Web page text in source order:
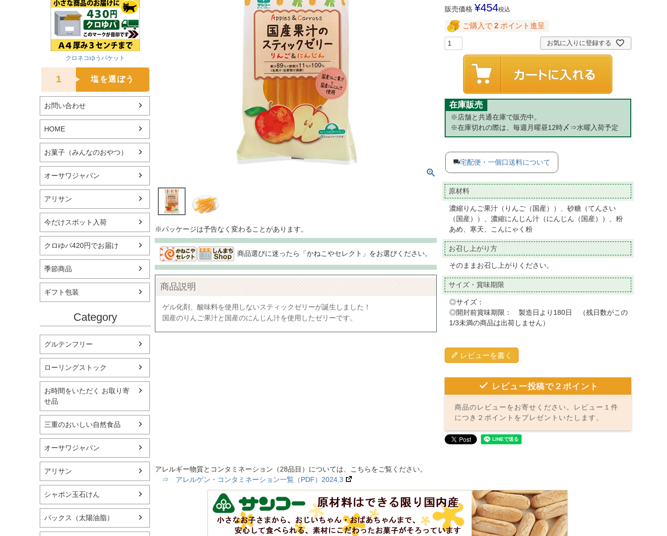
クロネコゆうパケット
1 塩を選ぼう
お問い合わせ
HOME
お菓子（みんなのおやつ）
オーサワジャパン
アリサン
今だけスポット入荷
クロゆパ420円でお届け
季節商品
ギフト包装
Category
グルテンフリー
ローリングストック
お時間をいただく お取り寄
せ品
三重のおいしい自然食品
オーサワジャパン
アリサン
シャボン玉石けん
パックス（太陽油脂）
※パッケージは予告なく変わることがあります。
商品選びに迷ったら「かねこやセレクト」をお選びください。
商品説明
ゲル化剤、酸味料を使用しないスティックゼリーが誕生しました！
国産のりんご果汁と国産のにんじん汁を使用したゼリーです。
販売価格 ¥454税込
ご購入で 2 ポイント進呈
お気に入りに登録する
在庫販売
※店舗と共通在庫で販売中。
※在庫切れの際は、毎週月曜昼12時〆⇒水曜入荷予定
宅配便・一個口送料について
原材料
濃縮りんご果汁（りんご（国産））、砂糖（てんさい
（国産））、濃縮にんじん汁（にんじん（国産））、粉
あめ、寒天、こんにゃく粉
お召し上がり方
そのままお召し上がりください。
サイズ・賞味期限
◎サイズ：
◎開封前賞味期限： 製造日より180日 （残日数がこの
1/3未満の商品は出荷しません）
レビューを書く
レビュー投稿で２ポイント
商品のレビューをお寄せください。レビュー１件
につき２ポイントをプレゼントいたします。
アレルギー物質とコンタミネーション（28品目）については、こちらをご覧ください。
⇒ アレルゲン・コンタミネーション一覧（PDF）2024.3